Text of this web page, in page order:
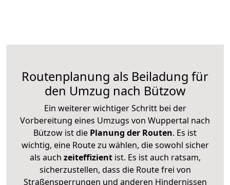
Routenplanung als Beiladung für
den Umzug nach Bützow
Ein weiterer wichtiger Schritt bei der
Vorbereitung eines Umzugs von Wuppertal nach
Bützow ist die Planung der Routen. Es ist
wichtig, eine Route zu wählen, die sowohl sicher
als auch zeiteffizientist. Es ist auch ratsam,
sicherzustellen, dass die Route frei von
Straßensperrungen und anderen Hindernissen